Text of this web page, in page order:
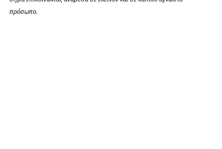
πρόσωπο.